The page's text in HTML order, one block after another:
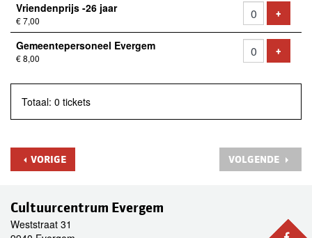
Vriendenprijs -26 jaar
€ 7,00
+
Gemeentepersoneel Evergem
€ 8,00
+
Totaal: 0 tickets
VORIGE VOLGENDE
Cultuurcentrum Evergem
Weststraat 31